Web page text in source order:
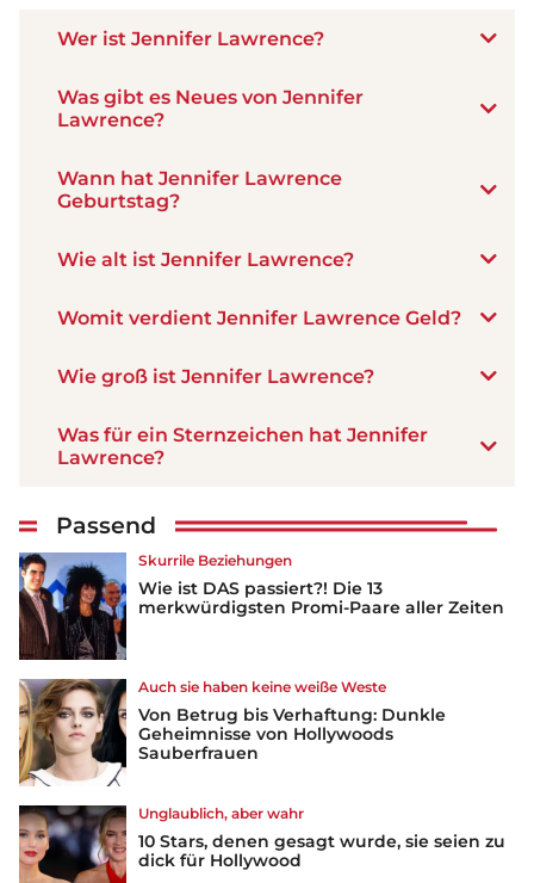
Wer ist Jennifer Lawrence?
Was gibt es Neues von Jennifer
Lawrence?
Wann hat Jennifer Lawrence
Geburtstag?
Wie alt ist Jennifer Lawrence?
Womit verdient Jennifer Lawrence Geld?
Wie groß ist Jennifer Lawrence?
Was für ein Sternzeichen hat Jennifer
Lawrence?
Passend
Skurrile Beziehungen
Wie ist DAS passiert?! Die 13
merkwürdigsten Promi-Paare aller Zeiten
Auch sie haben keine weiße Weste
Von Betrug bis Verhaftung: Dunkle
Geheimnisse von Hollywoods
Sauberfrauen
Unglaublich, aber wahr
10 Stars, denen gesagt wurde, sie seien zu
dick für Hollywood